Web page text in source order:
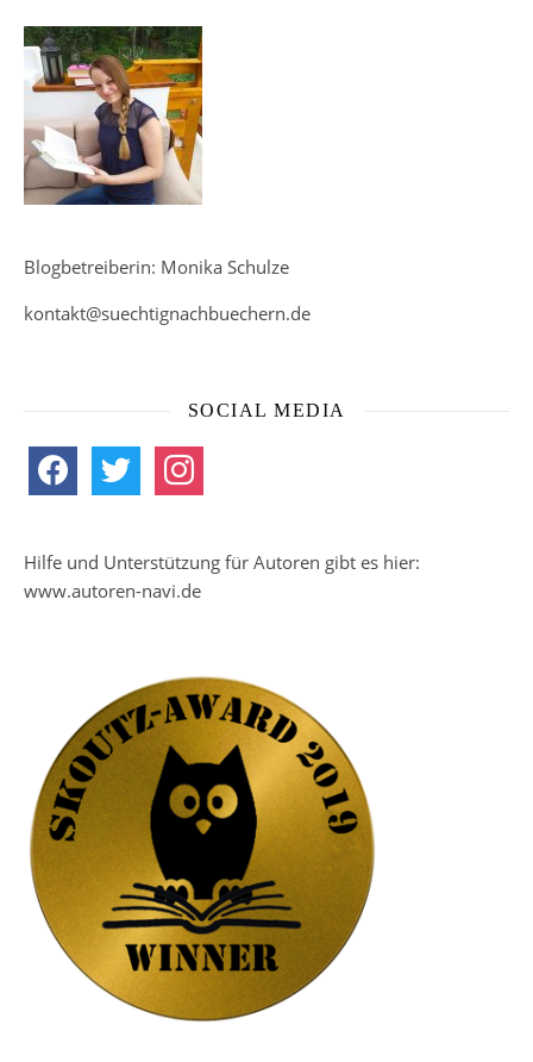
Blogbetreiberin: Monika Schulze
kontakt@suechtignachbuechern.de
SOCIAL MEDIA
facebook twitter instagram
Hilfe und Unterstützung für Autoren gibt es hier:
www.autoren-navi.de